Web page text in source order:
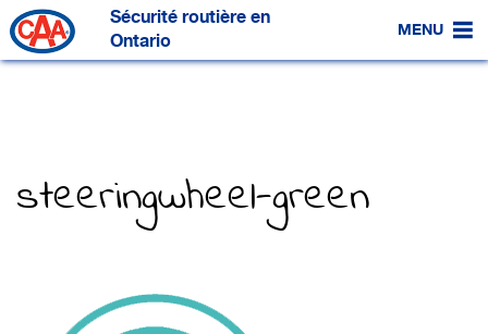
Passer
au
contenu
principal
Sécurité routière en
Ontario
MENU
steeringwheel-green